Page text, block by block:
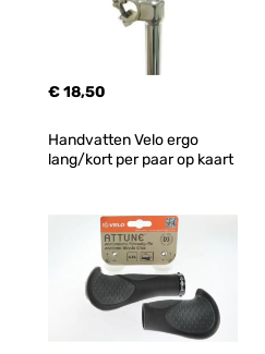
€ 18,50
Handvatten Velo ergo
lang/kort per paar op kaart